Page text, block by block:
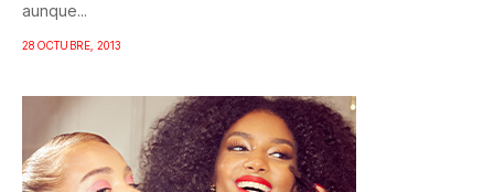
aunque...
28 OCTUBRE, 2013